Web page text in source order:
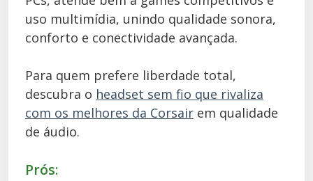
uso multimídia, unindo qualidade sonora,
conforto e conectividade avançada.
Para quem prefere liberdade total,
descubra o headset sem fio que rivaliza
com os melhores da Corsair em qualidade
de áudio.
Prós: